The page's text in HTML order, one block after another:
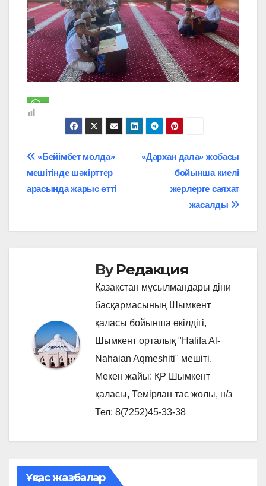
Навигация
по
«Дархан дала» жобасы
бойынша киелі
жерлерге саяхат
жасалды
«Бейімбет молда»
мешітінде шәкірттер
арасында жарыс өтті
ByРедакция
Қазақстан мұсылмандары діни
басқармасының Шымкент
қаласы бойынша өкілдігі,
Шымкент орталық "Halifa Al-
Nahaian Aqmeshiti" мешіті.
Мекен жайы: ҚР Шымкент
қаласы, Темірлан тас жолы, н/з
Тел: 8(7252)45-33-38
Ұқсас жазбалар